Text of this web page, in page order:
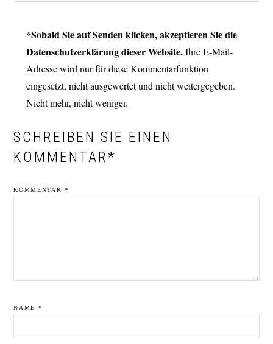
LESER-
INTERAKTIONEN
*Sobald Sie auf Senden klicken, akzeptieren Sie die
Datenschutzerklärung dieser Website.Ihre E-Mail-
Adresse wird nur für diese Kommentarfunktion
eingesetzt, nicht ausgewertet und nicht weitergegeben.
Nicht mehr, nicht weniger.
SCHREIBEN SIE EINEN
KOMMENTAR*
KOMMENTAR*
NAME *